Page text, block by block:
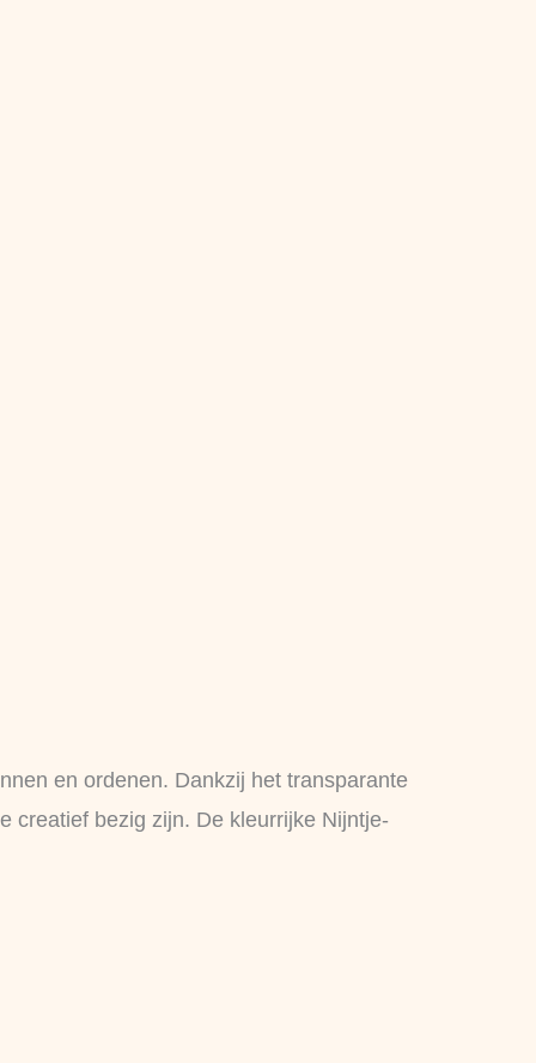
en ordenen. Dankzij het transparante
creatief bezig zijn. De kleurrijke Nijntje-